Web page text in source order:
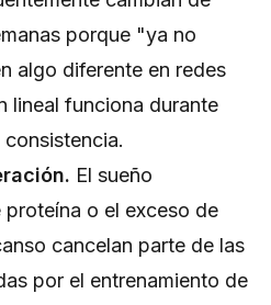
porque "ya no
algo diferente en redes
lineal funciona durante
El sueño
o el exceso de
cancelan parte de las
por el entrenamiento de